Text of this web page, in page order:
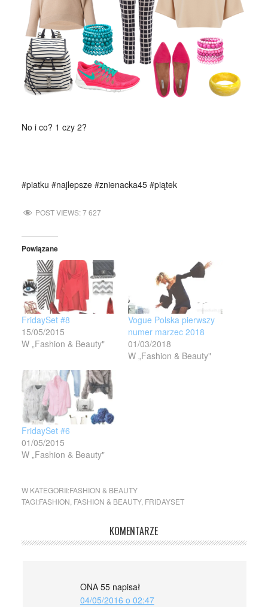
No i co? 1 czy 2?
#piatku #najlepsze #znienacka45 #piątek
POST VIEWS:7 627
Powiązane
FridaySet #8
15/05/2015
W „Fashion & Beauty"
Vogue Polska pierwszy
numer marzec 2018
01/03/2018
W „Fashion & Beauty"
FridaySet #6
01/05/2015
W „Fashion & Beauty"
W KATEGORII:FASHION & BEAUTY
TAGI:FASHION FASHION & BEAUTY, FRIDAYSET
KOMENTARZE
ONA 55 napisał
04/05/2016 o 02:47